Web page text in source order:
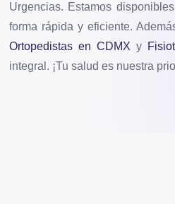
Urgencias. Estamos
forma rápida y eficiente.
Ortopedistas en CDMX y
integral. ¡Tu salud es nuestra